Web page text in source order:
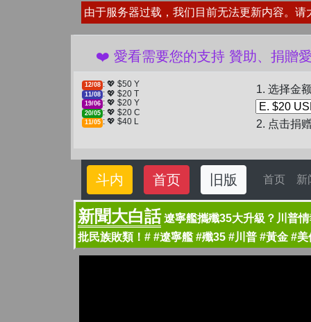
由于服务器过载，我们目前无法更新内容。
❤️ 愛看需要您的支持 贊助、捐贈愛看 分享
12/08 : 💖 $50 Y
11/08 : 💖 $20 T
19/06 : 💖 $20 Y
20/05 : 💖 $20 C
11/05 : 💖 $40 L
1. 选择金
2. 点击捐
斗内 首页 旧版 首页 新
新聞大白話 遼寧艦攜殲35大升級？川普
批民族敗類！# #遼寧艦 #殲35 #川普 #黃金 #